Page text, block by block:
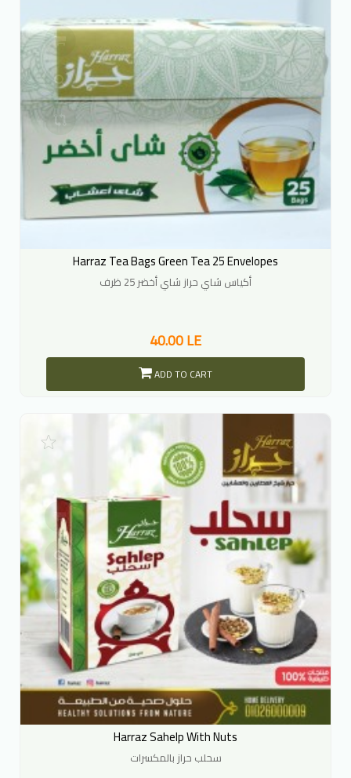
Harraz Tea Bags Green Tea 25 Envelopes
أكياس شاي حراز شاي أخضر 25 ظرف
40.00 LE
ADD TO CART
Harraz Sahelp With Nuts
سحلب حراز بالمكسرات